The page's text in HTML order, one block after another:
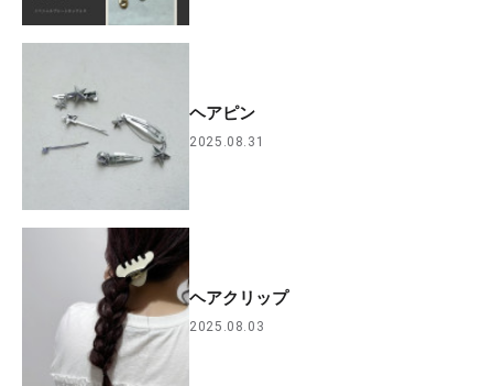
ヘアピン
2025.08.31
ヘアクリップ
2025.08.03